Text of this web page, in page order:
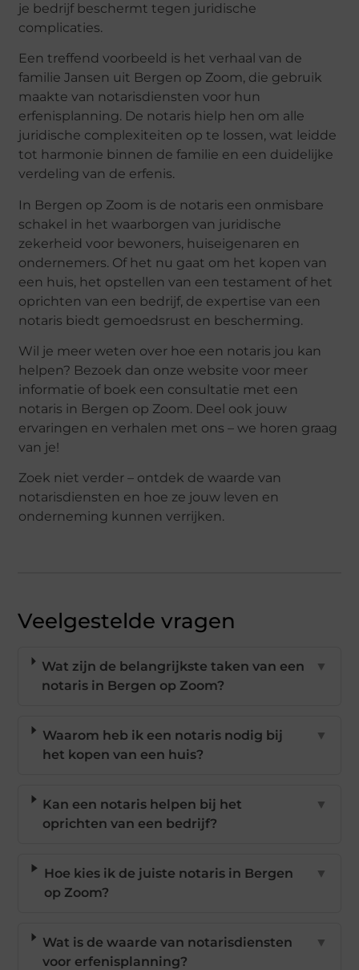
je bedrijf beschermt tegen juridische
complicaties.
Een treffend voorbeeld is het verhaal van de
familie Jansen uit Bergen op Zoom, die gebruik
maakte van notarisdiensten voor hun
erfenisplanning. De notaris hielp hen om alle
juridische complexiteiten op te lossen, wat leidde
tot harmonie binnen de familie en een duidelijke
verdeling van de erfenis.
In Bergen op Zoom is de notaris een onmisbare
schakel in het waarborgen van juridische
zekerheid voor bewoners, huiseigenaren en
ondernemers. Of het nu gaat om het kopen van
een huis, het opstellen van een testament of het
oprichten van een bedrijf, de expertise van een
notaris biedt gemoedsrust en bescherming.
Wil je meer weten over hoe een notaris jou kan
helpen? Bezoek dan onze website voor meer
informatie of boek een consultatie met een
notaris in Bergen op Zoom. Deel ook jouw
ervaringen en verhalen met ons – we horen graag
van je!
Zoek niet verder – ontdek de waarde van
notarisdiensten en hoe ze jouw leven en
onderneming kunnen verrijken.
Veelgestelde vragen
Wat zijn de belangrijkste taken van een
notaris in Bergen op Zoom?
▼
Waarom heb ik een notaris nodig bij
het kopen van een huis?
▼
Kan een notaris helpen bij het
oprichten van een bedrijf?
▼
Hoe kies ik de juiste notaris in Bergen
op Zoom?
▼
Wat is de waarde van notarisdiensten
voor erfenisplanning?
▼